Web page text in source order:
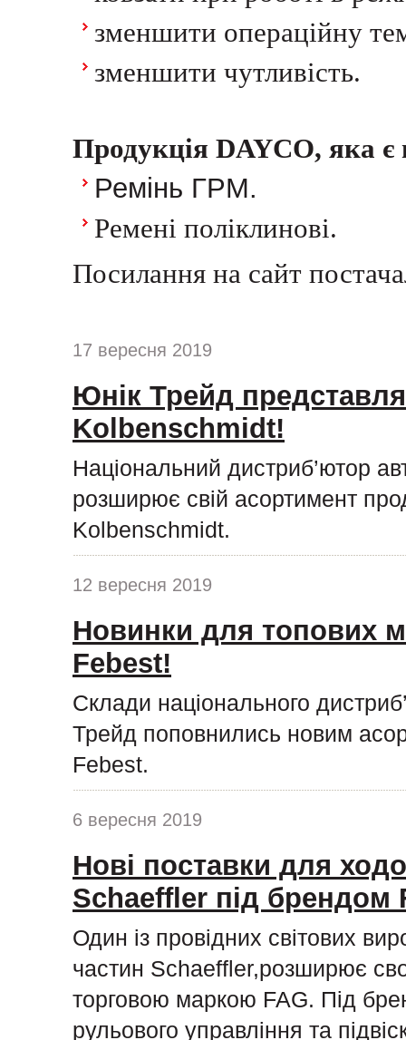
зменшити операційну
зменшити чутливість.
Продукція DAYCO, яка
Ремінь ГРМ.
Ремені поліклинові.
Посилання на сайт
17 вересня 2019
Юнік Трейд
Kolbenschmidt!
Національний дистриб’ютор
розширює свій асортимент
Kolbenschmidt.
12 вересня 2019
Новинки для топових
Febest!
Склади національного
Трейд поповнились новим
Febest.
6 вересня 2019
Нові поставки для
Schaeffler під брендом
Один із провідних світових
частин Schaeffler,розширює
торговою маркою FAG. Під
рульового управління та